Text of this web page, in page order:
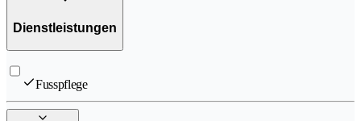
Dienstleistungen
Fusspflege